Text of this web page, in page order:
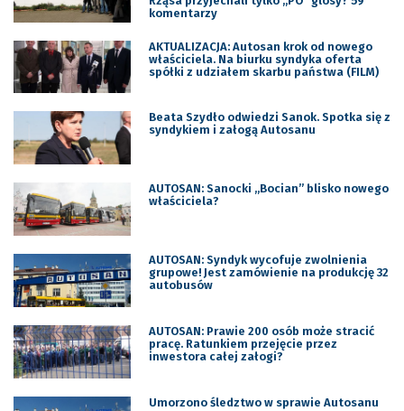
komentarzy
AKTUALIZACJA: Autosan krok od nowego
właściciela. Na biurku syndyka oferta
spółki z udziałem skarbu państwa (FILM)
Beata Szydło odwiedzi Sanok. Spotka się z
syndykiem i załogą Autosanu
AUTOSAN: Sanocki „Bocian” blisko nowego
właściciela?
AUTOSAN: Syndyk wycofuje zwolnienia
grupowe! Jest zamówienie na produkcję 32
autobusów
AUTOSAN: Prawie 200 osób może stracić
pracę. Ratunkiem przejęcie przez
inwestora całej załogi?
Umorzono śledztwo w sprawie Autosanu